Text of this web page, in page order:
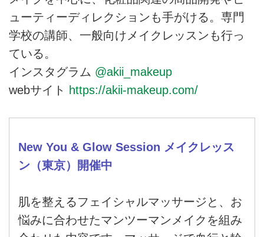
ューティーディレクションも手がける。専門
学校の講師、一般向けメイクレッスンも行っ
ている。
インスタグラム @akii_makeup
webサイト
https://akii-makeup.com/
New You & Glow Session メイクレッス
ン（東京）開催中
肌を整えるフェイシャルマッサージと、お
悩みに合わせたマンツーマンメイクを組み